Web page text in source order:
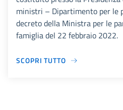
ministri – Dipartimento per le
decreto della Ministra per le
famiglia del 22 febbraio 2022.
SCOPRI TUTTO